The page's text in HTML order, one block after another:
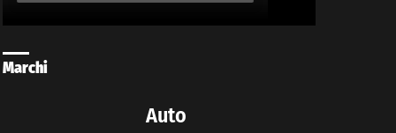
Marchi
Auto